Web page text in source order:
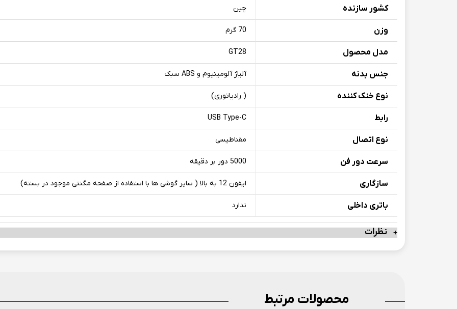
کشور سازنده چین
وزن 70 گرم
مدل محصول GT28
جنس بدنه آلیاژ آلومینیوم و ABS سبک
نوع خنک کننده ( رادیاتوری)
رابط USB Type-C
نوع اتصال مقناطیسی
سرعت دور فن 5000 دور بر دقیقه
سازگاری ایفون 12 به بالا ( سایر گوشی ها با استفاده از صفحه مگنتی موجود در بسته)
باتری داخلی ندارد
نظرات
محصولات مرتبط